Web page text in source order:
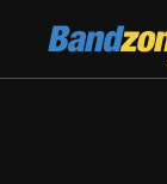
Bandzone.cz
žijeme hudbou